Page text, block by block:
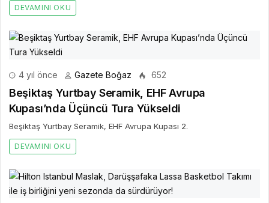
DEVAMINI OKU
4 yıl önce Gazete Boğaz 652
Beşiktaş Yurtbay Seramik, EHF Avrupa
Kupası’nda Üçüncü Tura Yükseldi
Beşiktaş Yurtbay Seramik, EHF Avrupa Kupası 2.
DEVAMINI OKU